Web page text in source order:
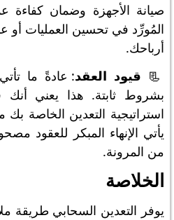
صيانة الأجهزة وضمان كفاءة
المُورِّد في تحسين العمليات أو
أرباحك.
📃 قيود العقد: عادةً ما
بشروط ثابتة. هذا يعني
استراتيجية التعدين الخاصة بك
يأتي الإنهاء المبكر للعقود
من المرونة.
الخلاصة
يوفر التعدين السحابي طريقة